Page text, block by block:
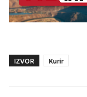
IZVOR Kurir